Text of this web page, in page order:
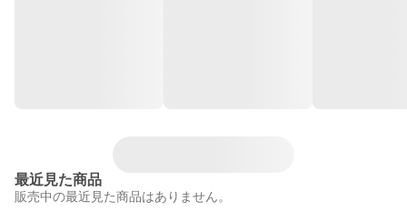
最近見た商品
販売中の最近見た商品はありません。